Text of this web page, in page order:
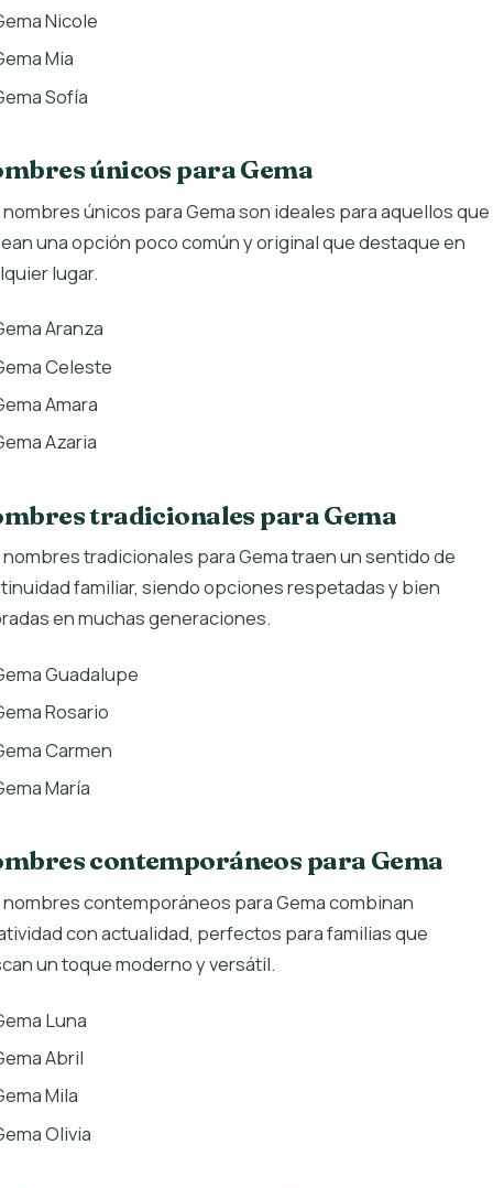
Nicole
Mia
Sofía
únicos para Gema
únicos para Gema son ideales para aquellos que
una opción poco común y original que destaque en
lugar.
Aranza
Celeste
Amara
Azaria
tradicionales para Gema
tradicionales para Gema traen un sentido de
familiar, siendo opciones respetadas y bien
en muchas generaciones.
Guadalupe
Rosario
Carmen
María
contemporáneos para Gema
nombres contemporáneos para Gema combinan
con actualidad, perfectos para familias que
un toque moderno y versátil.
Luna
Abril
Mila
Olivia